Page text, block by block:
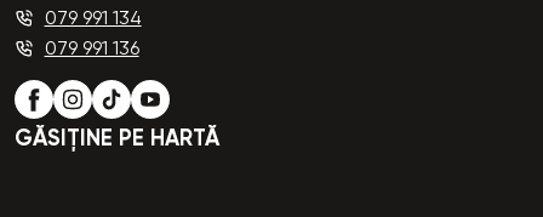
079 991 134
079 991 136
GĂSIȚINE PE HARTĂ